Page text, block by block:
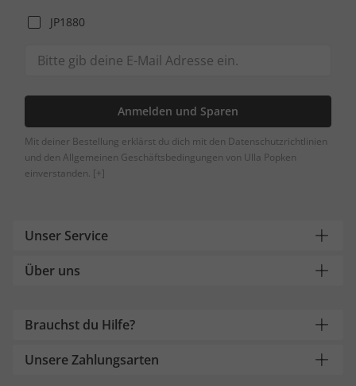
JP1880
Anmelden und Sparen
Mit deiner Bestellung erklärst du dich mit den Datenschutzrichtlinien
und den Allgemeinen Geschäftsbedingungen von Ulla Popken
einverstanden. [+]
Unser Service
Über uns
Brauchst du Hilfe?
Unsere Zahlungsarten